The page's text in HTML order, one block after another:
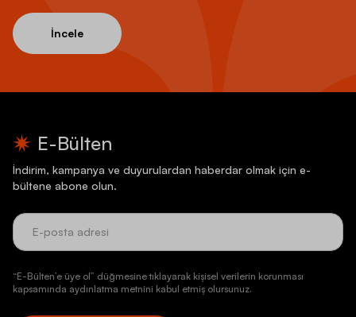
İncele
E-Bülten
İndirim, kampanya ve duyurulardan haberdar olmak için e-
bültene abone olun.
“E-Bülten’e üye ol” düğmesine tıklayarak kişisel verilerin korunması
kapsamında aydınlatma metnini kabul etmiş olursunuz.